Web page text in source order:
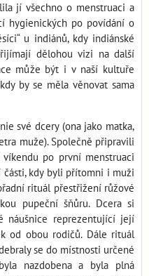
jí všechno o menstruaci a
hygienických po povídání o
u indiánů, kdy indiánské
dělohou vizi na další
může být i v naší kultuře
by se měla věnovat sama
své dcery (ona jako matka,
muže). Společně připravili
po první menstruaci
části, kdy byli přítomni i muži
rituál přestřižení růžové
pupeční šňůru. Dcera si
náušnice reprezentující její
od obou rodičů. Dále rituál
se do místnosti určené
nazdobena a byla plná